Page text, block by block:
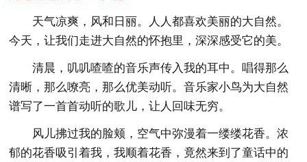
天气凉爽，风和日丽。人人都喜欢美丽的大自然。
今天，让我们走进大自然的怀抱里，深深感受它的美。
清晨，叽叽喳喳的音乐声传入我的耳中。唱得那么
清晰，那么嘹亮，那么优美动听。音乐家小鸟为大自然
谱写了一首首动听的歌儿，让人回味无穷。
风儿拂过我的脸颊，空气中弥漫着一缕缕花香。浓
郁的花香吸引着我，我顺着花香，竟然来到了童话中的